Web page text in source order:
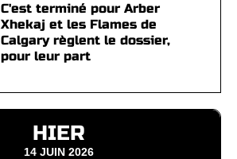
C'est terminé pour Arber
Xhekaj et les Flames de
Calgary règlent le dossier,
pour leur part
HIER
14 JUIN 2026